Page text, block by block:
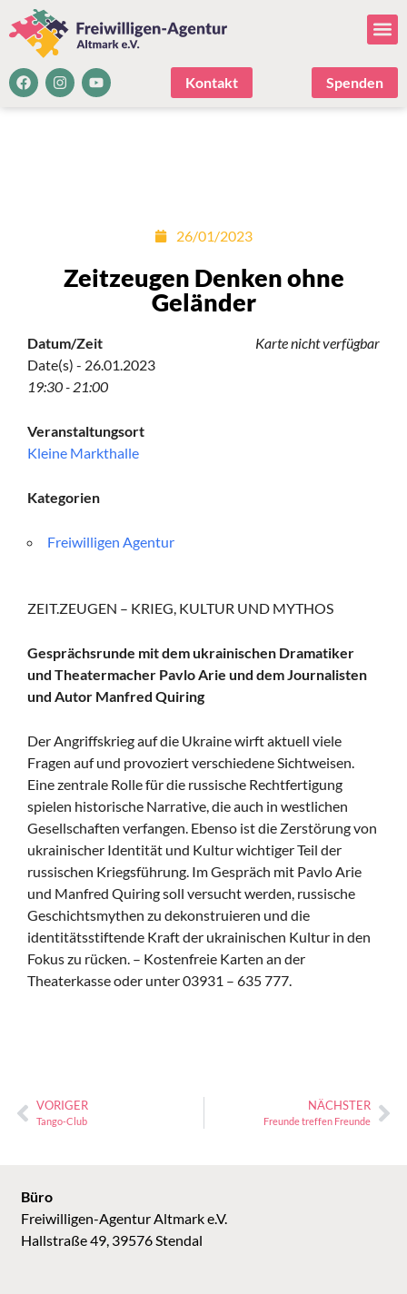
Kontakt Spenden
26/01/2023
Zeitzeugen Denken ohne
Geländer
Karte nicht verfügbar
Datum/Zeit
Date(s) - 26.01.2023
19:30 - 21:00
Veranstaltungsort
Kleine Markthalle
Kategorien
Freiwilligen Agentur
ZEIT.ZEUGEN – KRIEG, KULTUR UND MYTHOS
Gesprächsrunde mit dem ukrainischen Dramatiker
und Theatermacher Pavlo Arie und dem Journalisten
und Autor Manfred Quiring
Der Angriffskrieg auf die Ukraine wirft aktuell viele
Fragen auf und provoziert verschiedene Sichtweisen.
Eine zentrale Rolle für die russische Rechtfertigung
spielen historische Narrative, die auch in westlichen
Gesellschaften verfangen. Ebenso ist die Zerstörung von
ukrainischer Identität und Kultur wichtiger Teil der
russischen Kriegsführung. Im Gespräch mit Pavlo Arie
und Manfred Quiring soll versucht werden, russische
Geschichtsmythen zu dekonstruieren und die
identitätsstiftende Kraft der ukrainischen Kultur in den
Fokus zu rücken. – Kostenfreie Karten an der
Theaterkasse oder unter 03931 – 635 777.
VORIGER
Tango-Club
NÄCHSTER
Freunde treffen Freunde
Büro
Freiwilligen-Agentur Altmark e.V.
Hallstraße 49, 39576 Stendal